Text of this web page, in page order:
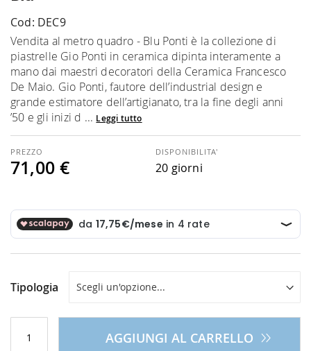
Cod: DEC9
Vendita al metro quadro - Blu Ponti è la collezione di
piastrelle Gio Ponti in ceramica dipinta interamente a
mano dai maestri decoratori della Ceramica Francesco
De Maio. Gio Ponti, fautore dell’industrial design e
grande estimatore dell’artigianato, tra la fine degli anni
’50 e gli inizi d ... Leggi tutto
71,00 €
DISPONIBILITA'
20 giorni
Tipologia
AGGIUNGI AL CARRELLO
immagini